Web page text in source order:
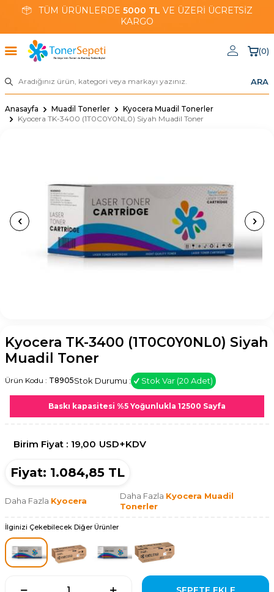
TÜM ÜRÜNLERDE 5000 TL VE ÜZERİ ÜCRETSİZ
KARGO
ARA
(0)
Anasayfa Muadil Tonerler
Kyocera Muadil Tonerler
Kyocera TK-3400 (1T0C0Y0NL0) Siyah Muadil Toner
Kyocera TK-3400 (1T0C0Y0NL0) Siyah
Muadil Toner
Ürün Kodu : T8905Stok Durumu : Stok Var (20 Adet)
Baskı kapasitesi %5 Yoğunlukla 12500 Sayfa
Birim Fiyat : 19,00 USD+KDV
Fiyat: 1.084,85 TL
Daha Fazla Kyocera
Daha Fazla Kyocera Muadil
Tonerler
İlginizi Çekebilecek Diğer Ürünler